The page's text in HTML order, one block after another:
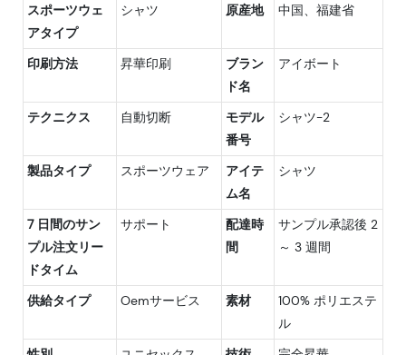
スポーツウェ
アタイプ
シャツ 原産地 中国、福建省
印刷方法 昇華印刷
ブラン
ド名
アイボート
テクニクス 自動切断
モデル
番号
シャツ-2
製品タイプ スポーツウェア
アイテ
ム名
シャツ
7 日間のサン
プル注文リー
ドタイム
サポート
配達時
間
サンプル承認後 2
～ 3 週間
供給タイプ Oemサービス 素材
100% ポリエステ
ル